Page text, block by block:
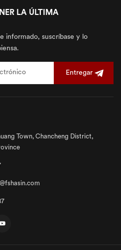
LA ÚLTIMA
informado, suscríbase y lo
Entregar
Town, Chancheng District,